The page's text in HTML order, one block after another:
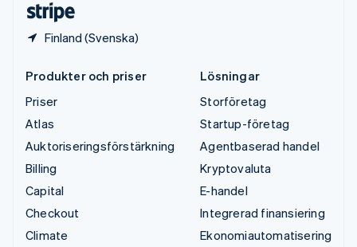
Finland (Svenska)
Produkter och priser
Priser
Atlas
Auktoriseringsförstärkning
Billing
Capital
Checkout
Climate
Lösningar
Storföretag
Startup-företag
Agentbaserad handel
Kryptovaluta
E-handel
Integrerad finansiering
Ekonomiautomatisering